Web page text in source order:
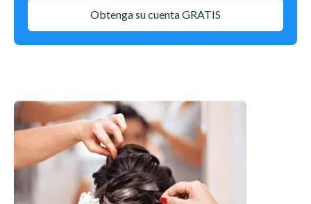
Obtenga su cuenta GRATIS